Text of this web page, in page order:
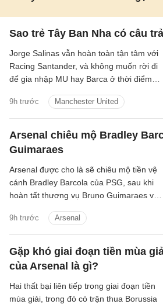
Sao trẻ Tây Ban Nha có câu
9h trước Manchester United
Jorge Salinas vẫn hoàn toàn tận tâm với
Racing Santander, và không muốn rời đi
để gia nhập MU hay Barca ở thời điểm
Arsenal chiêu mộ Bradley
Guimaraes
9h trước Arsenal
Arsenal được cho là sẽ chiêu mộ tiền vệ
cánh Bradley Barcola của PSG, sau khi
hoàn tất thương vụ Bruno Guimaraes với
Gặp khó giai đoạn tiền mùa
của Arsenal là gì?
Hai thất bại liên tiếp trong giai đoạn tiền
mùa giải, trong đó có trận thua Borussia